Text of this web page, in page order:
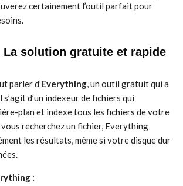
certainement l’outil parfait pour
La solution gratuite et rapide
parler d’Everything, un outil gratuit qui a
d’un indexeur de fichiers qui
plan et indexe tous les fichiers de votre
recherchez un fichier, Everything
les résultats, même si votre disque dur
: